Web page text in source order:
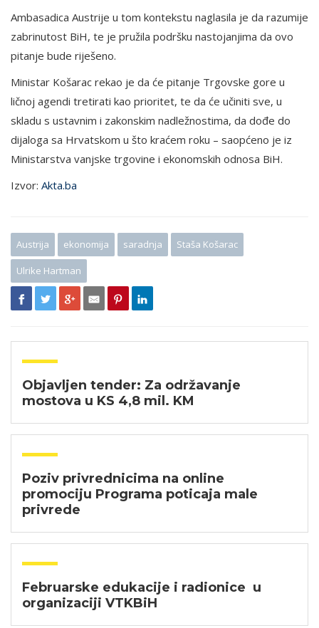
Ambasadica Austrije u tom kontekstu naglasila je da razumije
zabrinutost BiH, te je pružila podršku nastojanjima da ovo
pitanje bude riješeno.
Ministar Košarac rekao je da će pitanje Trgovske gore u
ličnoj agendi tretirati kao prioritet, te da će učiniti sve, u
skladu s ustavnim i zakonskim nadležnostima, da dođe do
dijaloga sa Hrvatskom u što kraćem roku – saopćeno je iz
Ministarstva vanjske trgovine i ekonomskih odnosa BiH.
Izvor: Akta.ba
Austrija ekonomija saradnja Staša Košarac
Ulrike Hartman
Objavljen tender: Za održavanje
mostova u KS 4,8 mil. KM
Poziv privrednicima na online
promociju Programa poticaja male
privrede
Februarske edukacije i radionice u
organizaciji VTKBiH